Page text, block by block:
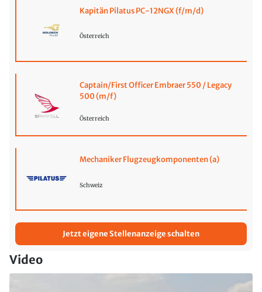
Kapitän Pilatus PC-12NGX (f/m/d)
Österreich
Captain/First Officer Embraer 550 / Legacy
500 (m/f)
Österreich
Mechaniker Flugzeugkomponenten (a)
Schweiz
Jetzt eigene Stellenanzeige schalten
Video